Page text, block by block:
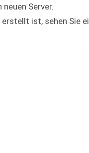
Server.
erstellt ist, sehen Sie